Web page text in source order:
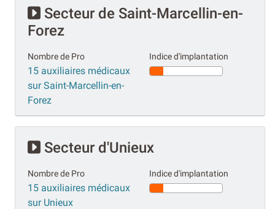
Secteur de Saint-Marcellin-en-
Forez
Nombre de Pro
15 auxiliaires médicaux
sur Saint-Marcellin-en-
Forez
Indice d'implantation
Secteur d'Unieux
Nombre de Pro
15 auxiliaires médicaux
sur Unieux
Indice d'implantation